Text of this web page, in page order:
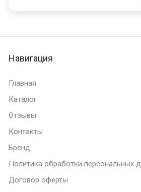
Навигация
Главная
Каталог
Отзывы
Контакты
Бренд
Политика обработки персональных
Договор оферты